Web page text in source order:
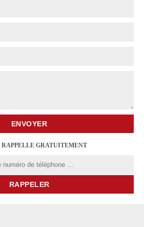
RAPPELLE GRATUITEMENT